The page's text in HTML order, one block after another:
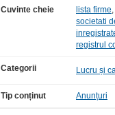
Cuvinte cheie lista firme,
societati
registrul
Categorii Lucru și
Tip conținut Anunțuri